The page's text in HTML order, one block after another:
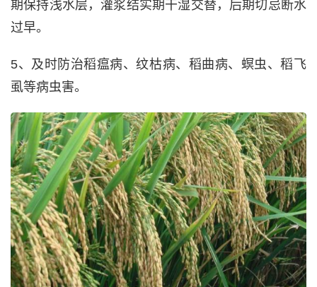
期保持浅水层，灌浆结实期干湿交替，后期切忌断水
过早。
5、及时防治稻瘟病、纹枯病、稻曲病、螟虫、稻飞
虱等病虫害。